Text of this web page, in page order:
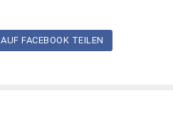
AUF FACEBOOK TEILEN